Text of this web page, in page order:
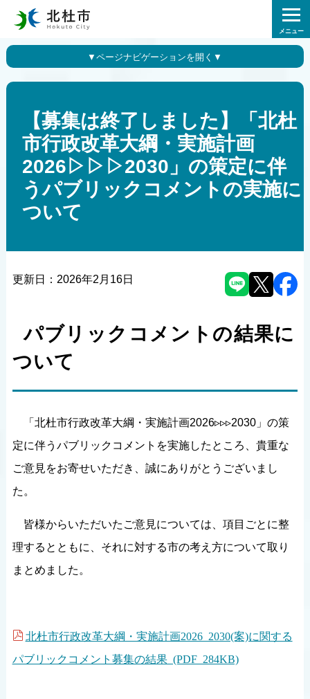
メニュー
【募集は終了しました】「北杜
市行政改革大綱・実施計画
2026▷▷▷2030」の策定に伴
うパブリックコメントの実施に
ついて
更新日： 2026年2月16日
パブリックコメントの結果に
ついて
「北杜市行政改革大綱・実施計画2026▹▹▹2030」の策
定に伴うパブリックコメントを実施したところ、貴重な
ご意見をお寄せいただき、誠にありがとうございまし
た。
皆様からいただいたご意見については、項目ごとに整
理するとともに、それに対する市の考え方について取り
まとめました。
北杜市行政改革大綱・実施計画2026_2030(案)に関する
パブリックコメント募集の結果 (PDF 284KB)